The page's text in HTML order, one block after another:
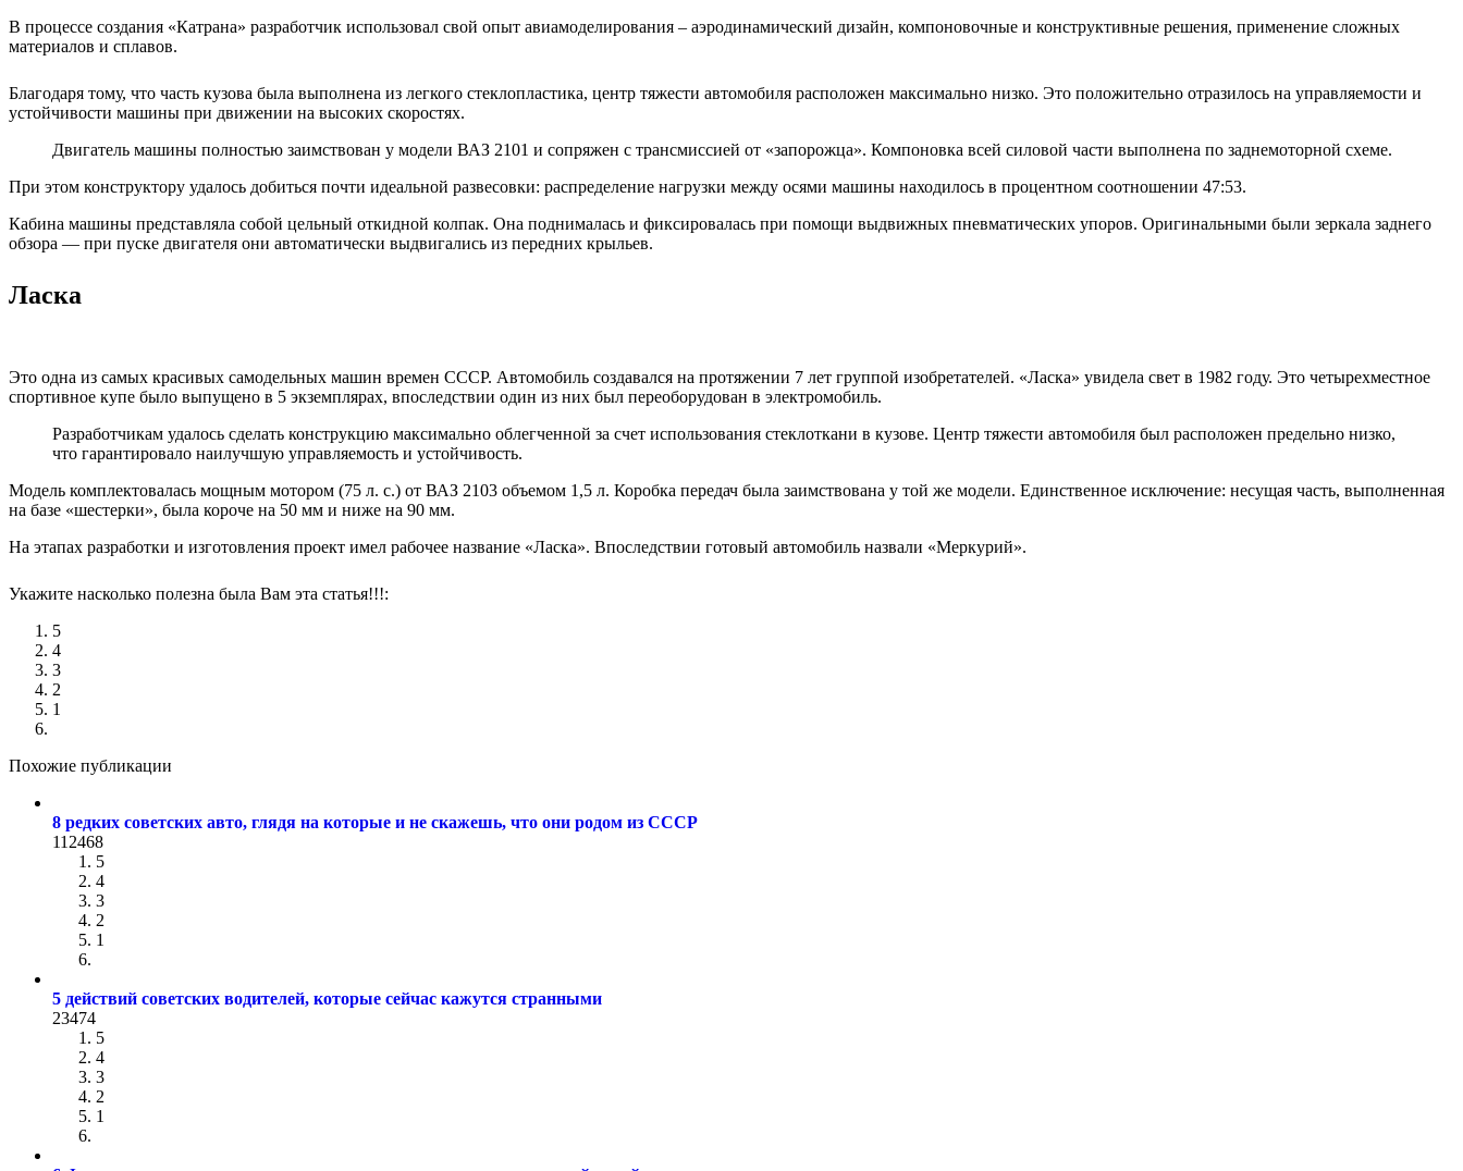
В процессе создания «Катрана» разработчик использовал свой опыт авиамоделирования – аэродинамический дизайн, компоновочные и конструктивные решения, применение сложных
материалов и сплавов.
Благодаря тому, что часть кузова была выполнена из легкого стеклопластика, центр тяжести автомобиля расположен максимально низко. Это положительно отразилось на управляемости и
устойчивости машины при движении на высоких скоростях.
Двигатель машины полностью заимствован у модели ВАЗ 2101 и сопряжен с трансмиссией от «запорожца». Компоновка всей силовой части выполнена по заднемоторной схеме.
При этом конструктору удалось добиться почти идеальной развесовки: распределение нагрузки между осями машины находилось в процентном соотношении 47:53.
Кабина машины представляла собой цельный откидной колпак. Она поднималась и фиксировалась при помощи выдвижных пневматических упоров. Оригинальными были зеркала заднего
обзора — при пуске двигателя они автоматически выдвигались из передних крыльев.
Ласка
Это одна из самых красивых самодельных машин времен СССР. Автомобиль создавался на протяжении 7 лет группой изобретателей. «Ласка» увидела свет в 1982 году. Это четырехместное
спортивное купе было выпущено в 5 экземплярах, впоследствии один из них был переоборудован в электромобиль.
Разработчикам удалось сделать конструкцию максимально облегченной за счет использования стеклоткани в кузове. Центр тяжести автомобиля был расположен предельно низко,
что гарантировало наилучшую управляемость и устойчивость.
Модель комплектовалась мощным мотором (75 л. с.) от ВАЗ 2103 объемом 1,5 л. Коробка передач была заимствована у той же модели. Единственное исключение: несущая часть, выполненная
на базе «шестерки», была короче на 50 мм и ниже на 90 мм.
На этапах разработки и изготовления проект имел рабочее название «Ласка». Впоследствии готовый автомобиль назвали «Меркурий».
Укажите насколько полезна была Вам эта статья!!!:
5
4
3
2
1
Похожие публикации
8 редких советских авто, глядя на которые и не скажешь, что они родом из СССР
112468
5
4
3
2
1
5 действий советских водителей, которые сейчас кажутся странными
23474
5
4
3
2
1